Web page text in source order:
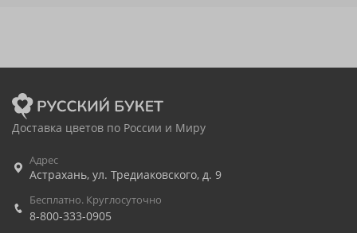
Доставка цветов по России и Миру
Адрес
Астрахань, ул. Тредиаковского, д. 9
Бесплатно. Круглосуточно
8-800-333-0905